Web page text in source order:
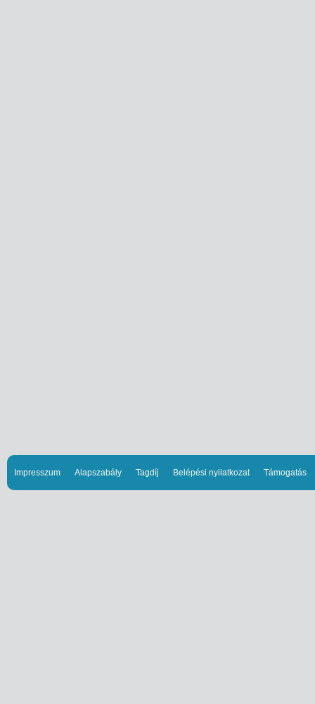
Impresszum Alapszabály Tagdíj Belépési nyilatkozat Támogatás